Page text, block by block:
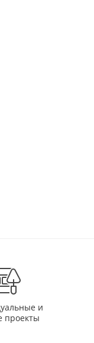
и
проекты